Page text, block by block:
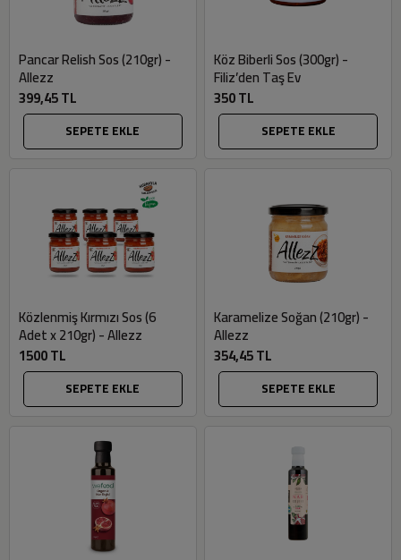
Pancar Relish Sos (210gr) -
Allezz
399,45 TL
SEPETE EKLE
Köz Biberli Sos (300gr) -
Filiz’den Taş Ev
350 TL
SEPETE EKLE
Közlenmiş Kırmızı Sos (6
Adet x 210gr) - Allezz
1500 TL
SEPETE EKLE
Karamelize Soğan (210gr) -
Allezz
354,45 TL
SEPETE EKLE